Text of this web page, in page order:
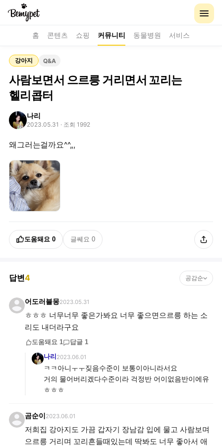
홈 콘텐츠 쇼핑 커뮤니티 동물병원 서비스
강아지 Q&A
사람보면서 으르릉 거리면서 꼬리는
헬리콥터
나리
2023.05.31 · 조회 1992
왜그러는걸까요^^,,,
도움돼요 0 글쎄요 0
답변4 공감순
어도러블몽2023.05.31
ㅎㅎㅎ 너무너무 좋은가봐요 너무 좋으면으르릉 하는 소
리도 내더라구요
도움돼요 1 답글 1
나리 2023.06.01
ㅋㅋ아니ㅜㅜ짖음수준이 보통이아니라서요
거의 물어버리겠다수준이라 걱정반 어이없음반이에유
ㅎㅎㅎ
곰순이 2023.06.01
저희집 강아지도 가끔 갑자기 장남감 입에 물고 사람보며
으르릉 거리며 꼬리흔들때있는데 딱봐도 너무 좋아서 애